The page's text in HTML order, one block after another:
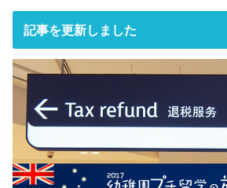
記事を更新しました